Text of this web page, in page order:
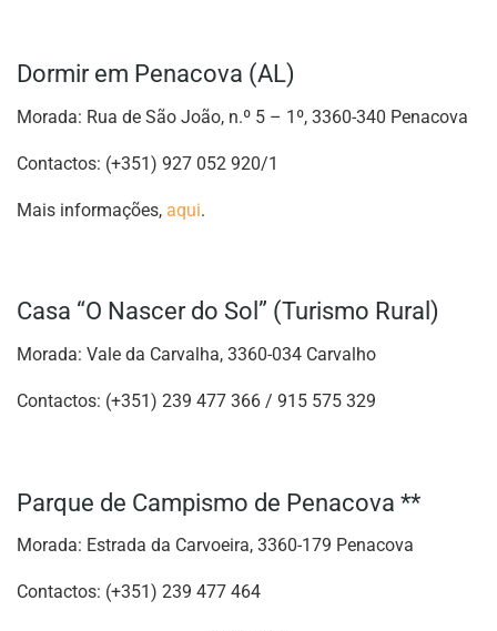
Dormir em Penacova (AL)
Morada: Rua de São João, n.º 5 – 1º, 3360-340 Penacova
Contactos: (+351) 927 052 920/1
Mais informações, aqui.
Casa “O Nascer do Sol” (Turismo Rural)
Morada: Vale da Carvalha, 3360-034 Carvalho
Contactos: (+351) 239 477 366 / 915 575 329
Parque de Campismo de Penacova **
Morada: Estrada da Carvoeira, 3360-179 Penacova
Contactos: (+351) 239 477 464